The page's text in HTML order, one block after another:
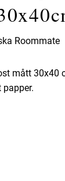
Roommate
mått 30x40